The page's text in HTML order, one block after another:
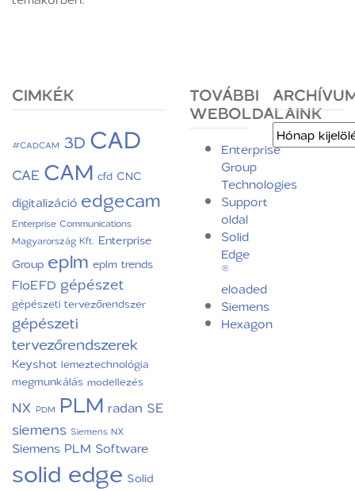
CIMKÉK
#CADCAM 3DCAD
CAE CAM cfd CNC
digitalizáció edgecam
Enterprise Communications
Magyarország Kft. Enterprise
Group eplm eplm trends
FloEFD gépészet
gépészeti tervezőrendszer
gépészeti
tervezőrendszerek
Keyshot lemeztechnológia
megmunkálás modellezés
NX PDM PLM radan SE
siemens Siemens NX
Siemens PLM Software
solid edge Solid
TOVÁBBI
WEBOLDALAINK
Enterprise
Group
Technologies
Support
oldal
Solid
Edge
®
eloaded
Siemens
Hexagon
Archívum